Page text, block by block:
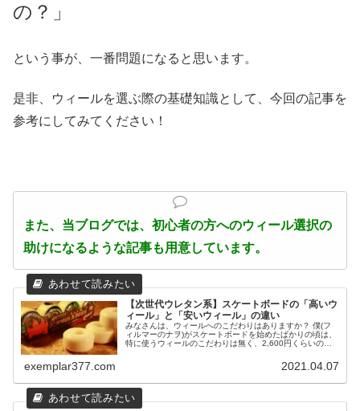
の？」
という事が、一番問題になると思います。
是非、ウィールを選ぶ際の基礎知識として、今回の記事を
参考にしてみてください！
また、当ブログでは、初心者の方へのウィール選択の
助けになるような記事も用意しています。
【次世代ウレタン系】スケートボードの「高いウ
ィール」と「安いウィール」の違い
みなさんは、ウィールへのこだわりはありますか？ 僕(フ
ィルマーのナヲ)がスケートボードを始めたばかりの頃は、
特に使うウィールのこだわりは無く、2,600円くらいの安
exemplar377.com 2021.04.07